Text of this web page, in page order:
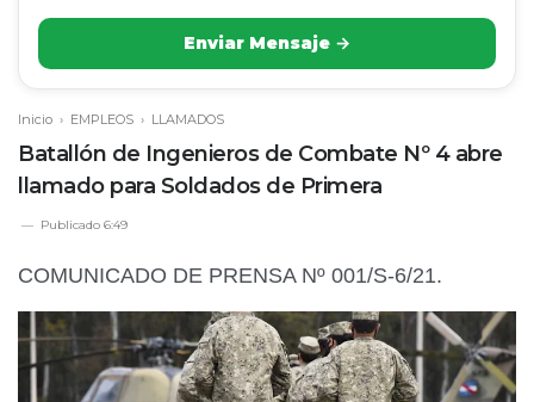
Enviar Mensaje →
Inicio › EMPLEOS › LLAMADOS
Batallón de Ingenieros de Combate Nº 4 abre
llamado para Soldados de Primera
Publicado 6:49
COMUNICADO DE PRENSA Nº 001/S-6/21.